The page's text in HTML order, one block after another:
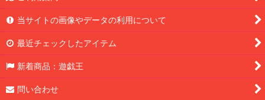
当サイトの画像やデータの利用について
最近チェックしたアイテム
新着商品：遊戯王
問い合わせ